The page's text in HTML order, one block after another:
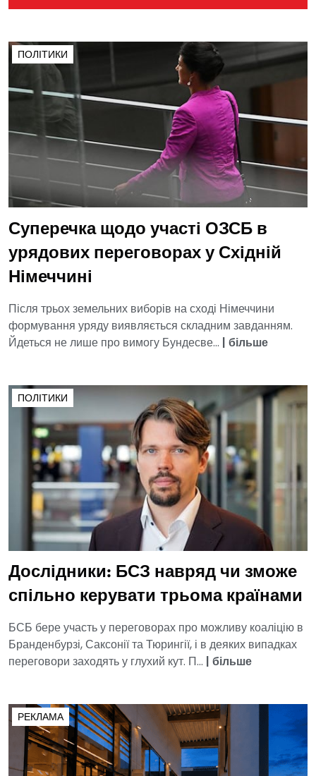
ПОЛІТИКИ
Суперечка щодо участі ОЗСБ в
урядових переговорах у Східній
Німеччині
Після трьох земельних виборів на сході Німеччини
формування уряду виявляється складним завданням.
Йдеться не лише про вимогу Бундесве... | більше
ПОЛІТИКИ
Дослідники: БСЗ навряд чи зможе
спільно керувати трьома країнами
БСБ бере участь у переговорах про можливу коаліцію в
Бранденбурзі, Саксонії та Тюрингії, і в деяких випадках
переговори заходять у глухий кут. П... | більше
РЕКЛАМА